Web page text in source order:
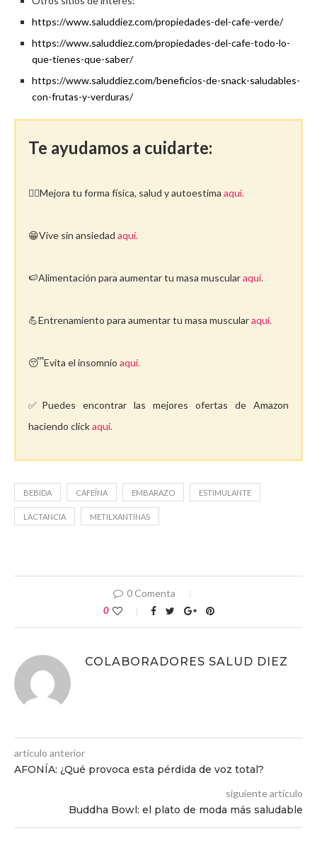
https://www.saluddiez.com/propiedades-del-cafe-verde/
https://www.saluddiez.com/propiedades-del-cafe-todo-lo-
que-tienes-que-saber/
https://www.saluddiez.com/beneficios-de-snack-saludables-
con-frutas-y-verduras/
Te ayudamos a cuidarte:
🤸‍♀️Mejora tu forma física, salud y autoestima aquí.
😁Vive sin ansiedad aquí.
🍉Alimentación para aumentar tu masa muscularaquí.
💪Entrenamiento para aumentar tu masa muscularaquí.
😴Evita el insomnio aquí.
✅Puedes encontrar las mejores ofertas de Amazon
haciendo clickaquí.
BEBIDA CAFEÍNA EMBARAZO ESTIMULANTE
LACTANCIA METILXANTINAS
0 Comenta
0
COLABORADORES SALUD DIEZ
artículo anterior
AFONÍA: ¿Qué provoca esta pérdida de voz total?
siguiente artículo
Buddha Bowl: el plato de moda más saludable